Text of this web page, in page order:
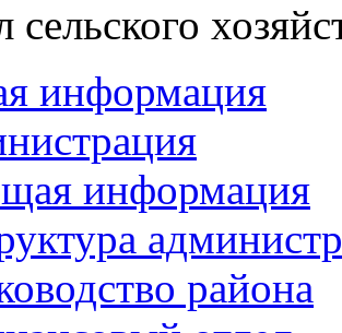
сельского
информация
информация
района